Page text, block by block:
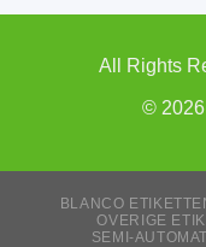
©
All Rights
BLANCO
OVERIGE
SEMI-